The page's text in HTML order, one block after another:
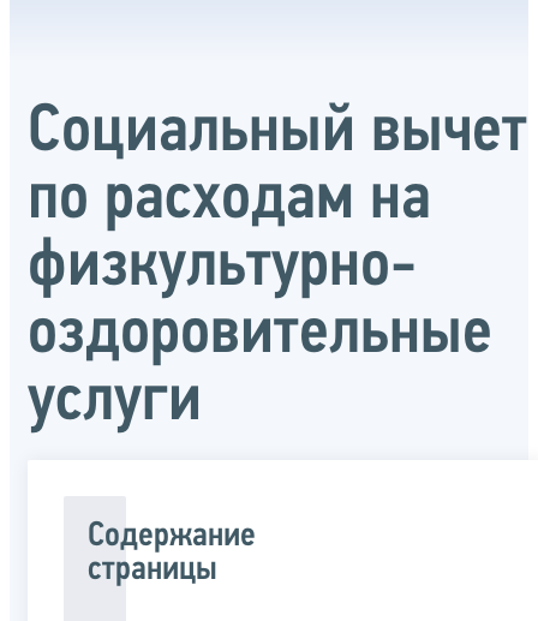
Социальный вычет
по расходам на
физкультурно-
оздоровительные
услуги
Содержание
страницы